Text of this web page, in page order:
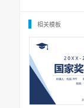
相关模板